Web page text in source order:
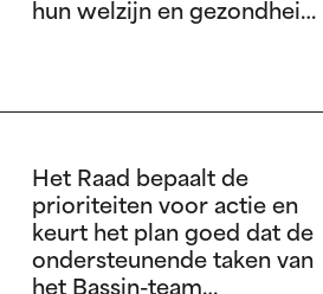
hun welzijn en gezondheid
Het Raad bepaalt de
prioriteiten voor actie en
keurt het plan goed dat de
ondersteunende taken van
het Bassin-team